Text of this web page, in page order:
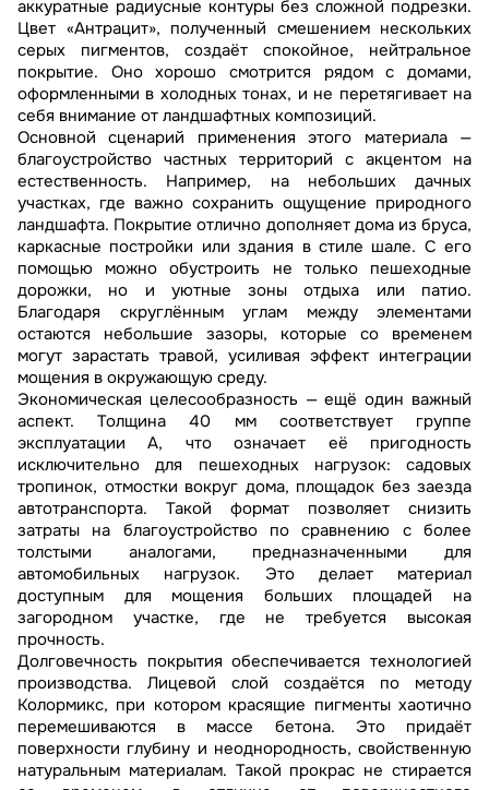
аккуратные радиусные контуры без сложной подрезки.
Цвет «Антрацит», полученный смешением нескольких
серых пигментов, создаёт спокойное, нейтральное
покрытие. Оно хорошо смотрится рядом с домами,
оформленными в холодных тонах, и не перетягивает на
себя внимание от ландшафтных композиций.
Основной сценарий применения этого материала —
благоустройство частных территорий с акцентом на
естественность. Например, на небольших дачных
участках, где важно сохранить ощущение природного
ландшафта. Покрытие отлично дополняет дома из бруса,
каркасные постройки или здания в стиле шале. С его
помощью можно обустроить не только пешеходные
дорожки, но и уютные зоны отдыха или патио.
Благодаря скруглённым углам между элементами
остаются небольшие зазоры, которые со временем
могут зарастать травой, усиливая эффект интеграции
мощения в окружающую среду.
Экономическая целесообразность — ещё один важный
аспект. Толщина 40 мм соответствует группе
эксплуатации А, что означает её пригодность
исключительно для пешеходных нагрузок: садовых
тропинок, отмостки вокруг дома, площадок без заезда
автотранспорта. Такой формат позволяет снизить
затраты на благоустройство по сравнению с более
толстыми аналогами, предназначенными для
автомобильных нагрузок. Это делает материал
доступным для мощения больших площадей на
загородном участке, где не требуется высокая
прочность.
Долговечность покрытия обеспечивается технологией
производства. Лицевой слой создаётся по методу
Колормикс, при котором красящие пигменты хаотично
перемешиваются в массе бетона. Это придаёт
поверхности глубину и неоднородность, свойственную
натуральным материалам. Такой прокрас не стирается